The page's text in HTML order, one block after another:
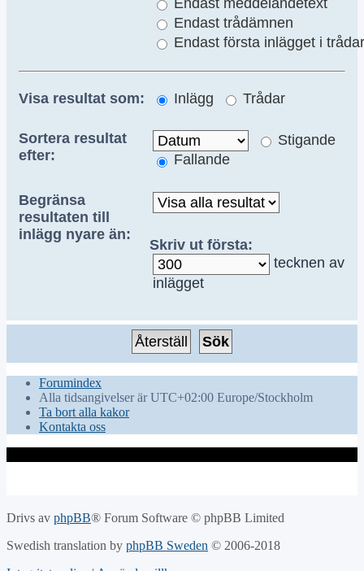
Endast trådämnen
Endast första inlägget i trådar
Visa resultat som: Inlägg Trådar
Sortera resultat
efter:
Stigande
Fallande
Begränsa
resultaten till
inlägg nyare än:
Skriv ut första:
tecknen av
inlägget
Forumindex
Alla tidsangivelser är UTC+02:00 Europe/Stockholm
Ta bort alla kakor
Kontakta oss
Drivs av phpBB® Forum Software © phpBB Limited
Swedish translation by phpBB Sweden © 2006-2018